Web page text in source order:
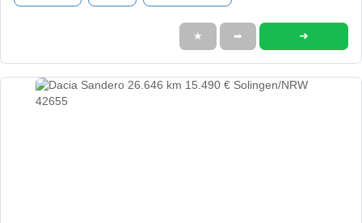
★ ➦ ➜